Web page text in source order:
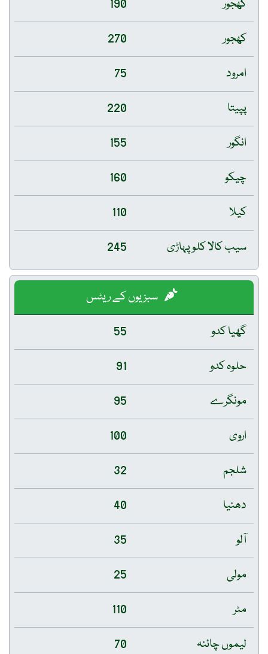
کھجور
190
کھجور
270
امرود
75
پپیتا
220
انگور
155
چیکو
160
کیلا
110
سیب کالا کلو پہاڑی
245
سبزیوں کے ریٹس
گھیا کدو
55
حلوہ کدو
91
مونگرے
95
اروی
100
شلجم
32
دھنیا
40
آلو
35
مولی
25
مٹر
110
لیموں چائنہ
70